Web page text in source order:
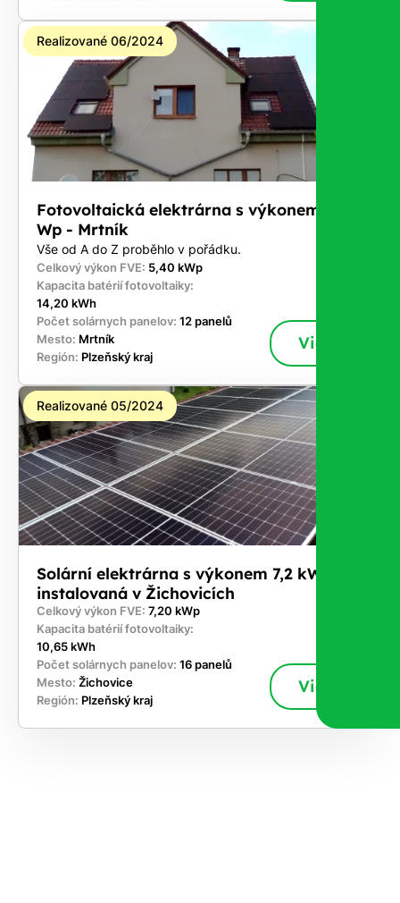
Realizované 06/2024
Fotovoltaická elektrárna s výkonem 5,4 k
Wp - Mrtník
Vše od A do Z proběhlo v pořádku.
Celkový výkon FVE: 5,40 kWp
Kapacita batérií fotovoltaiky:
14,20 kWh
Počet solárnych panelov: 12 panelů
Mesto: Mrtník
Región: Plzeňský kraj
Viac
Realizované 05/2024
Solární elektrárna s výkonem 7,2 kWp
instalovaná v Žichovicích
Celkový výkon FVE: 7,20 kWp
Kapacita batérií fotovoltaiky:
10,65 kWh
Počet solárnych panelov: 16 panelů
Mesto: Žichovice
Región: Plzeňský kraj
Viac